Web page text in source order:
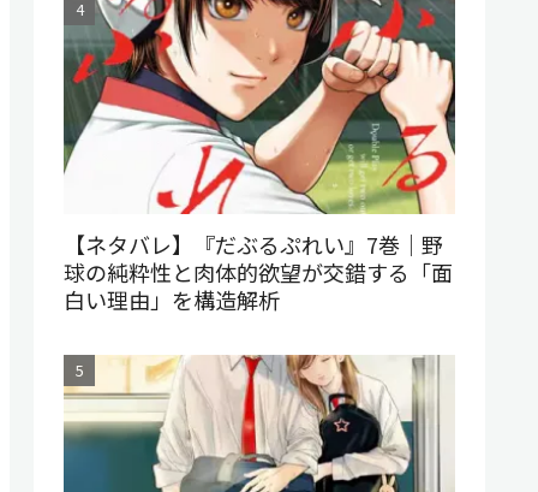
【ネタバレ】『だぶるぷれい』7巻｜野
球の純粋性と肉体的欲望が交錯する「面
白い理由」を構造解析